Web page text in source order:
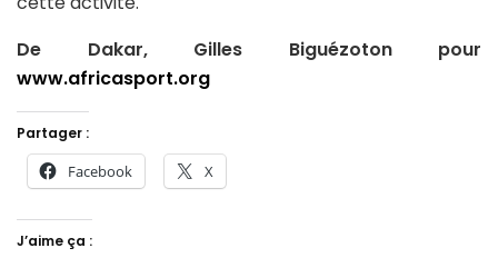
De Dakar, Gilles Biguézoton pour
www.africasport.org
Partager :
Facebook X
J’aime ça :